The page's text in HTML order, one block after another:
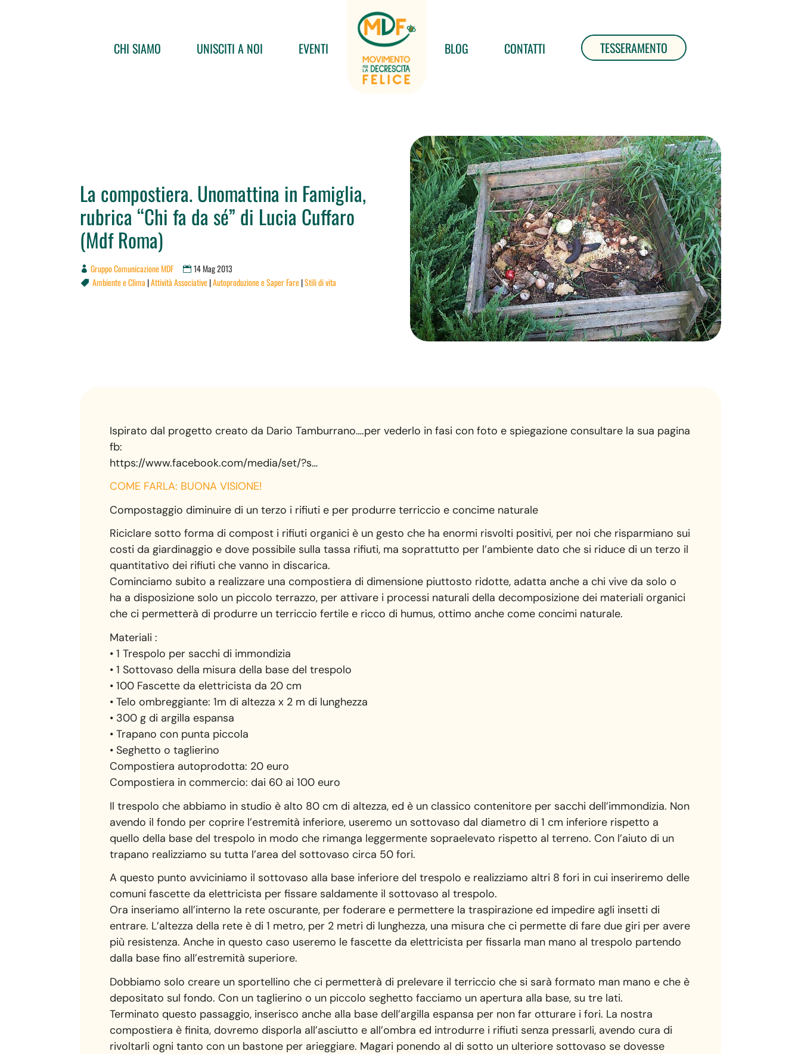
CHI SIAMO UNISCITI A NOI EVENTI BLOG CONTATTI TESSERAMENTO
La compostiera. Unomattina in Famiglia,
rubrica “Chi fa da sé” di Lucia Cuffaro
(Mdf Roma)
Gruppo Comunicazione MDF 14 Mag 2013
 Ambiente e Clima|Attività Associative|Autoproduzione e Saper Fare|Stili di vita
Ispirato dal progetto creato da Dario Tamburrano….per vederlo in fasi con foto e spiegazione consultare la sua pagina
fb:
https://www.facebook.com/media/set/?s…
COME FARLA: BUONA VISIONE!
Compostaggio diminuire di un terzo i rifiuti e per produrre terriccio e concime naturale
Riciclare sotto forma di compost i rifiuti organici è un gesto che ha enormi risvolti positivi, per noi che risparmiano sui
costi da giardinaggio e dove possibile sulla tassa rifiuti, ma soprattutto per l’ambiente dato che si riduce di un terzo il
quantitativo dei rifiuti che vanno in discarica.
Cominciamo subito a realizzare una compostiera di dimensione piuttosto ridotte, adatta anche a chi vive da solo o
ha a disposizione solo un piccolo terrazzo, per attivare i processi naturali della decomposizione dei materiali organici
che ci permetterà di produrre un terriccio fertile e ricco di humus, ottimo anche come concimi naturale.
Materiali :
• 1 Trespolo per sacchi di immondizia
• 1 Sottovaso della misura della base del trespolo
• 100 Fascette da elettricista da 20 cm
• Telo ombreggiante: 1m di altezza x 2 m di lunghezza
• 300 g di argilla espansa
• Trapano con punta piccola
• Seghetto o taglierino
Compostiera autoprodotta: 20 euro
Compostiera in commercio: dai 60 ai 100 euro
Il trespolo che abbiamo in studio è alto 80 cm di altezza, ed è un classico contenitore per sacchi dell’immondizia. Non
avendo il fondo per coprire l’estremità inferiore, useremo un sottovaso dal diametro di 1 cm inferiore rispetto a
quello della base del trespolo in modo che rimanga leggermente sopraelevato rispetto al terreno. Con l’aiuto di un
trapano realizziamo su tutta l’area del sottovaso circa 50 fori.
A questo punto avviciniamo il sottovaso alla base inferiore del trespolo e realizziamo altri 8 fori in cui inseriremo delle
comuni fascette da elettricista per fissare saldamente il sottovaso al trespolo.
Ora inseriamo all’interno la rete oscurante, per foderare e permettere la traspirazione ed impedire agli insetti di
entrare. L’altezza della rete è di 1 metro, per 2 metri di lunghezza, una misura che ci permette di fare due giri per avere
più resistenza. Anche in questo caso useremo le fascette da elettricista per fissarla man mano al trespolo partendo
dalla base fino all’estremità superiore.
Dobbiamo solo creare un sportellino che ci permetterà di prelevare il terriccio che si sarà formato man mano e che è
depositato sul fondo. Con un taglierino o un piccolo seghetto facciamo un apertura alla base, su tre lati.
Terminato questo passaggio, inserisco anche alla base dell’argilla espansa per non far otturare i fori. La nostra
compostiera è finita, dovremo disporla all’asciutto e all’ombra ed introdurre i rifiuti senza pressarli, avendo cura di
rivoltarli ogni tanto con un bastone per arieggiare. Magari ponendo al di sotto un ulteriore sottovaso se dovesse